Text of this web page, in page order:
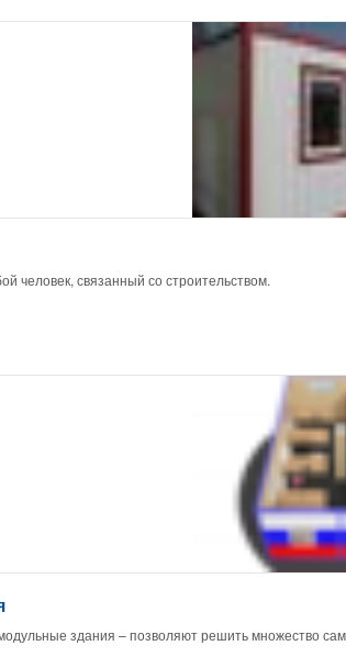
человек, связанный со строительством.
здания – позволяют решить множество